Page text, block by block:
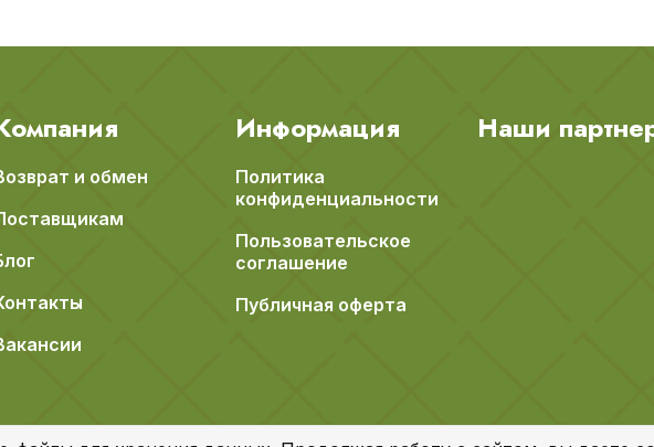
и обмен
Информация
Политика
конфиденциальности
Пользовательское
соглашение
Публичная оферта
Наши